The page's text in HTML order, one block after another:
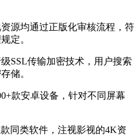
源均通过正版化审核流程，符
定。
SSL传输加密技术，用户搜索
储。
款安卓设备，针对不同屏幕
同类软件，注视影视的4K资